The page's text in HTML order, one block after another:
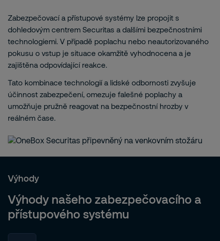
Zabezpečovací a přístupové systémy lze propojit s
dohledovým centrem Securitas a dalšími bezpečnostními
technologiemi. V případě poplachu nebo neautorizovaného
pokusu o vstup je situace okamžitě vyhodnocena a je
zajištěna odpovídající reakce.
Tato kombinace technologií a lidské odbornosti zvyšuje
účinnost zabezpečení, omezuje falešné poplachy a
umožňuje pružně reagovat na bezpečnostní hrozby v
reálném čase.
Výhody
Výhody našeho zabezpečovacího a
přístupového systému